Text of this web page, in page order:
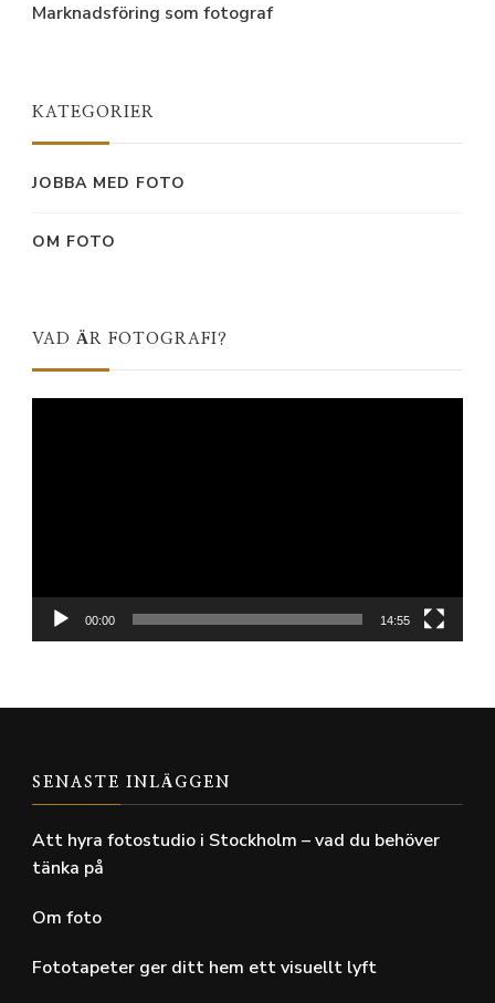
Marknadsföring som fotograf
KATEGORIER
JOBBA MED FOTO
OM FOTO
VAD ÄR FOTOGRAFI?
00:00 14:55
SENASTE INLÄGGEN
Att hyra fotostudio i Stockholm – vad du behöver
tänka på
Om foto
Fototapeter ger ditt hem ett visuellt lyft